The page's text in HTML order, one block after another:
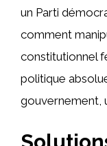
un Parti
comment
constitutionnel
politique
gouvernement,